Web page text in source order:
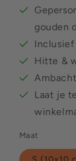
gouden
Inclusief
Hitte &
Laat je
Maat